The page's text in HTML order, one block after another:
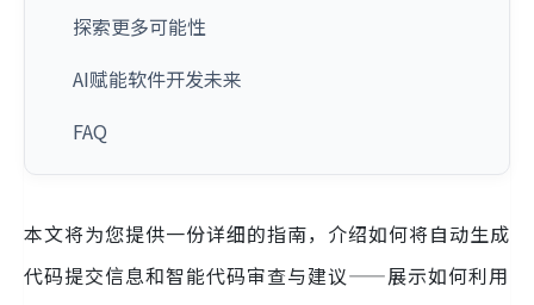
探索更多可能性
AI赋能软件开发未来
FAQ
本文将为您提供一份详细的指南，介绍如何将自动生成
代码提交信息和智能代码审查与建议——展示如何利用